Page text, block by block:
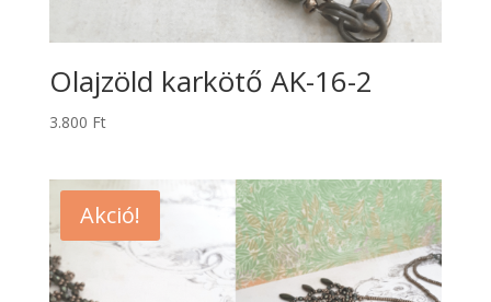
Olajzöld karkötő AK-16-2
3.800 Ft
Akció!